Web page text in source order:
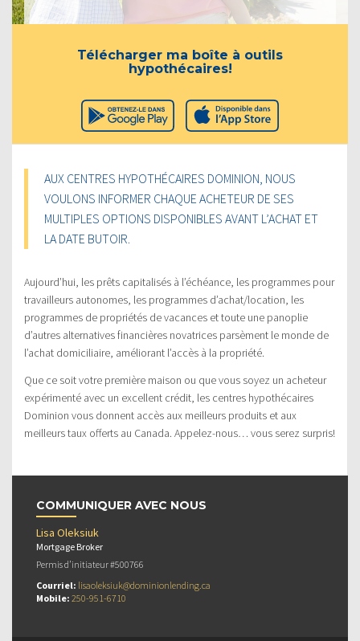
Télécharger ma boîte à outils
hypothécaires!
AUX CENTRES HYPOTHÉCAIRES DOMINION, NOUS
VOULONS INFORMER CHAQUE ACHETEUR DE SES
MULTIPLES OPTIONS DISPONIBLES AVANT L’ACHAT ET
LA DATE BUTOIR.
Aujourd’hui, les prêts capitalisés à l’échéance, les programmes pour
travailleurs autonomes, les programmes d’achat/location, les
programmes de propriétés de vacances et toute une panoplie
d’autres alternatives financières novatrices parsèment le monde de
l’achat domiciliaire, améliorant l’accès à la propriété.
Que ce soit votre première maison ou que vous soyez un acheteur
expérimenté avec un excellent crédit, les centres hypothécaires
Dominion vous donnent accès aux meilleurs produits et aux
meilleurs taux offerts au Canada. Appelez-nous… vous serez surpris!
COMMUNIQUER AVEC NOUS
Lisa Oleksiuk
Mortgage Broker
Permis d’initiateur #500766
Courriel: lisaoleksiuk@dominionlending.ca
Mobile: 250-951-6710